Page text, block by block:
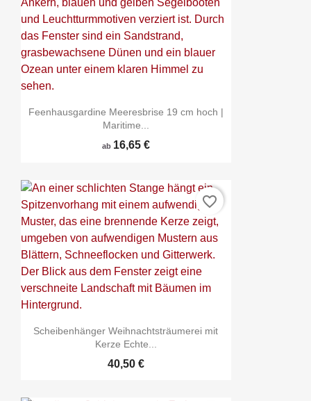
Feenhausgardine Meeresbrise 19 cm hoch |
Maritime...
ab 16,65 €
Scheibenhänger Weihnachtsträumerei mit
Kerze Echte...
40,50 €
favorite_border